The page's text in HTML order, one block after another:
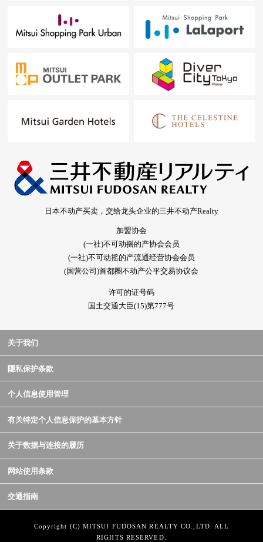
日本不动产买卖，交给龙头企业的三井不动产Realty
加盟协会
(一社)不可动摇的产协会会员
(一社)不可动摇的产流通经营协会会员
(国营公司)首都圈不动产公平交易协议会
许可的证号码
国土交通大臣(15)第777号
关于我们
隱私保护条款
个人信息使用管理
有关特定个人信息保护的基本方针
关于数据与连接的履历
网站使用条款
交通指南
Copyright (C) MITSUI FUDOSAN REALTY CO.,LTD. ALL
RIGHTS RESERVED.